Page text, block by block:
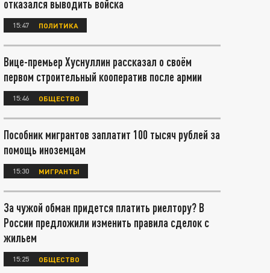
отказался выводить войска
15:47 ПОЛИТИКА
Вице-премьер Хуснуллин рассказал о своём
первом строительный кооператив после армии
15:46 ОБЩЕСТВО
Пособник мигрантов заплатит 100 тысяч рублей за
помощь иноземцам
15:30 МИГРАНТЫ
За чужой обман придется платить риелтору? В
России предложили изменить правила сделок с
жильем
15:25 ОБЩЕСТВО